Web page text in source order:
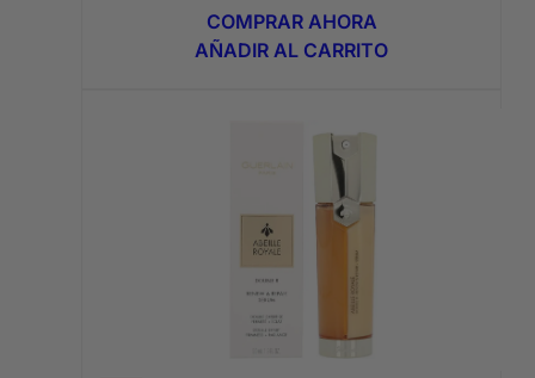
original
era:
actual
es:
COMPRAR AHORA
AÑADIR AL CARRITO